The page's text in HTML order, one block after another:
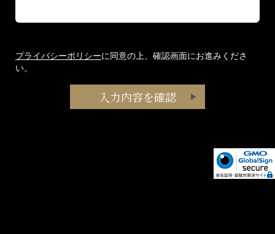
プライバシーポリシーに同意の上、確認画面にお進みくださ
い。